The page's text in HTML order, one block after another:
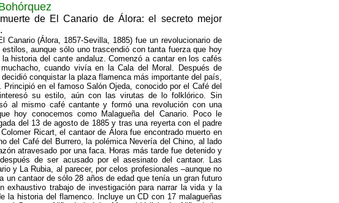
de El Canario de Álora: el secreto mejor
Canario (Álora, 1857-Sevilla, 1885) fue un revolucionario de
estilos, aunque sólo uno trascendió con tanta fuerza que hoy
historia del cante andaluz. Comenzó a cantar en los cafés
cuando vivía en la Cala del Moral. Después de
conquistar la plaza flamenca más importante del país,
en el famoso Salón Ojeda, conocido por el Café del
interesó su estilo, aún con las virutas de lo folklórico. Sin
al mismo café cantante y formó una revolución con una
hoy conocemos como Malagueña del Canario. Poco le
del 13 de agosto de 1885 y tras una reyerta con el padre
Ricart, el cantaor de Álora fue encontrado muerto en
del Café del Burrero, la polémica Nevería del Chino, al lado
atravesado por una faca. Horas más tarde fue detenido y
de ser acusado por el asesinato del cantaor. Las
y La Rubia, al parecer, por celos profesionales –aunque no
cantaor de sólo 28 años de edad que tenía un gran futuro
trabajo de investigación para narrar la vida y la
la historia del flamenco. Incluye un CD con 17 malagueñas